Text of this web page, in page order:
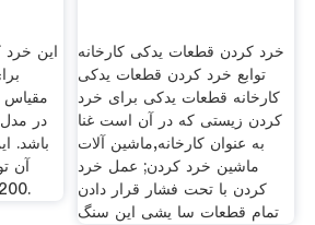
در
باشد.
200 تن مواد در روز را دارد.
خرد کردن قطعات یدکی کارخانه
توابع خرد کردن قطعات یدکی
کارخانه قطعات یدکی برای خرد
کردن زیستی که در آن است غنا
به عنوان کارخانه,ماشین آلات
ماشین خرد کردن; ‏عمل خرد
کردن با تحت فشار قرار دادن
‏تمام قطعات سا یشی این سنگ